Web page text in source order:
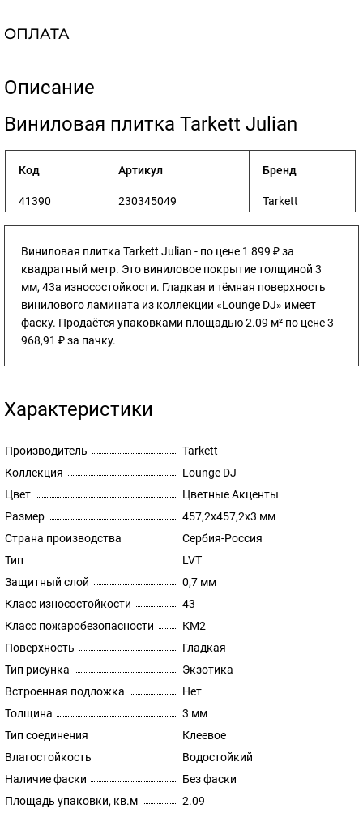
ОПЛАТА
Описание
​Виниловая плитка Tarkett Julian
Код Артикул Бренд
41390 230345049 Tarkett
Виниловая плитка Tarkett Julian - по цене 1 899 ₽ за
квадратный метр. Это виниловое покрытие толщиной 3
мм, 43а износостойкости. Гладкая и тёмная поверхность
винилового ламината из коллекции «Lounge DJ» имеет
фаску. Продаётся упаковками площадью 2.09 м² по цене 3
968,91 ₽ за пачку.
Характеристики
Производитель
Tarkett
Коллекция
Lounge DJ
Цвет
Цветные Акценты
Размер
457,2х457,2х3 мм
Страна производства
Сербия-Россия
Тип
LVT
Защитный слой
0,7 мм
Класс износостойкости
43
Класс пожаробезопасности
КМ2
Поверхность
Гладкая
Тип рисунка
Экзотика
Встроенная подложка
Нет
Толщина
3 мм
Тип соединения
Клеевое
Влагостойкость
Водостойкий
Наличие фаски
Без фаски
Площадь упаковки, кв.м
2.09